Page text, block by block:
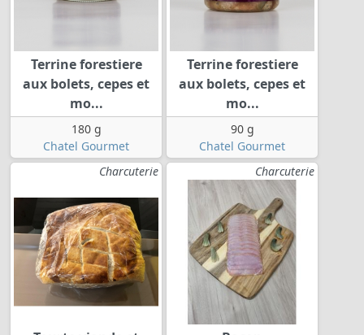
Terrine forestiere
aux bolets, cepes et
mo...
180 g
Chatel Gourmet
Terrine forestiere
aux bolets, cepes et
mo...
90 g
Chatel Gourmet
Charcuterie
Charcuterie